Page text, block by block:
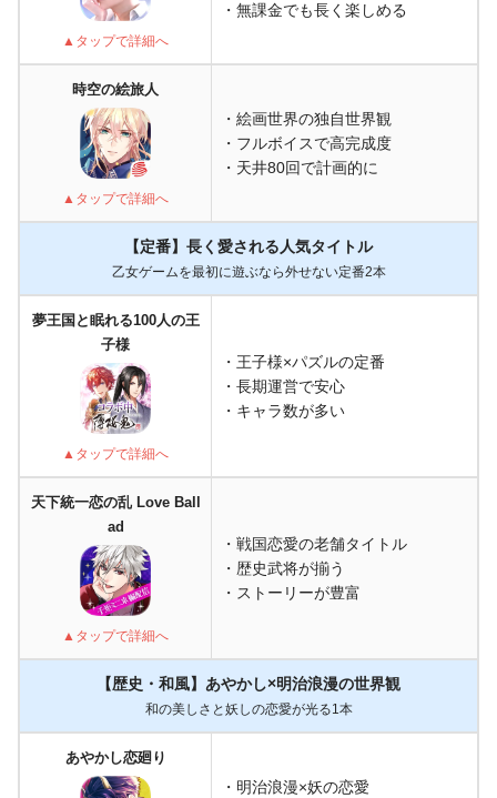
▲タップで詳細へ
・無課金でも長く楽しめる
時空の絵旅人
▲タップで詳細へ
・絵画世界の独自世界観
・フルボイスで高完成度
・天井80回で計画的に
【定番】長く愛される人気タイトル
乙女ゲームを最初に遊ぶなら外せない定番2本
夢王国と眠れる100人の王
子様
▲タップで詳細へ
・王子様×パズルの定番
・長期運営で安心
・キャラ数が多い
天下統一恋の乱 Love Ball
ad
▲タップで詳細へ
・戦国恋愛の老舗タイトル
・歴史武将が揃う
・ストーリーが豊富
【歴史・和風】あやかし×明治浪漫の世界観
和の美しさと妖しの恋愛が光る1本
あやかし恋廻り
・明治浪漫×妖の恋愛